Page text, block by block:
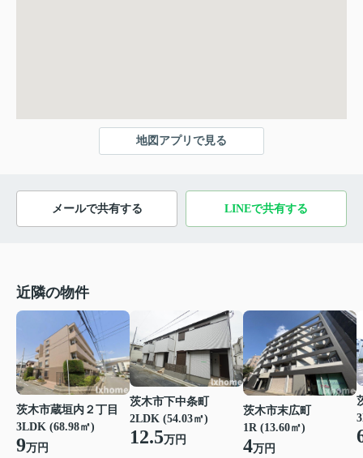
地図アプリで見る
メールで共有する LINEで共有する
近隣の物件
茨木市蔵垣内２丁目
3LDK (68.98㎡)
9万円
茨木市下中条町
2LDK (54.03㎡)
12.5万円
茨木市末広町
1R (13.60㎡)
4万円